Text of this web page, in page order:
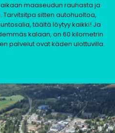
maaseudun rauhasta ja
sitten autohuoltoa,
täältä löytyy kaikki! Ja
kalaan, on 60 kilometrin
palvelut ovat käden ulottuvilla.